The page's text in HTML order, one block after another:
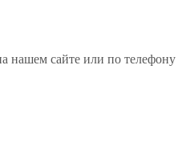
нашем сайте или по телефону